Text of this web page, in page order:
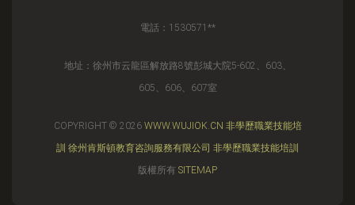
電話：1530571**
地址：徐州市云龍區解放路8號彭城大院5-602、603、
605、606、607室
COPYRIGHT © 2026 WWW.WUJIOK.CN 非學歷職業技能培
訓 徐州肯斯頓教育咨詢服務有限公司 非學歷職業技能培訓
版權所有 SITEMAP